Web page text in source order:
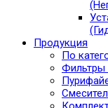
Продукция
По
Фильтры